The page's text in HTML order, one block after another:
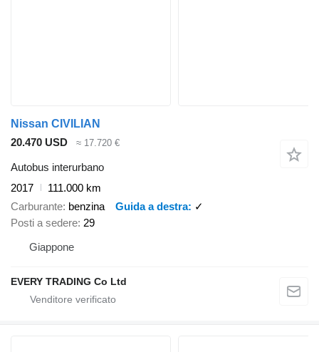
Nissan CIVILIAN
20.470 USD
≈ 17.720 €
Autobus interurbano
2017
111.000 km
Carburante benzina Guida a destra
✓
Posti a sedere 29
Giappone
EVERY TRADING Co Ltd